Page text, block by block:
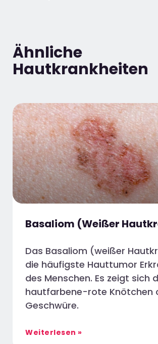
Ähnliche
Hautkrankheiten
Basaliom (Weißer
Das Basaliom (weißer
die häufigste Hauttumor
des Menschen. Es zeigt sich
hautfarbene-rote Knötchen
Geschwüre.
Weiterlesen »